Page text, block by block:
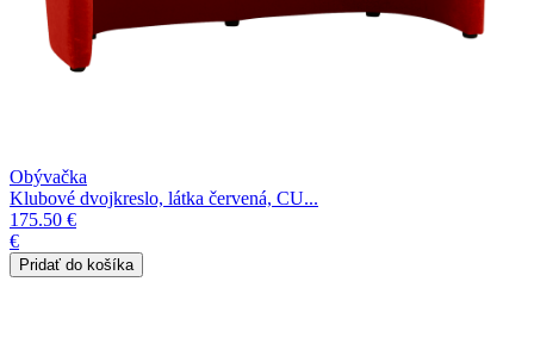
Obývačka
Klubové dvojkreslo, látka červená, CU...
175.50 €
€